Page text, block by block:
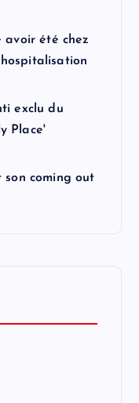
avoir été chez
exclu du
Place'
coming out